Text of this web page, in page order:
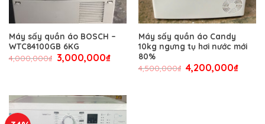
Máy sấy quần áo BOSCH –
WTC84100GB 6KG
4,000,000₫ 3,000,000₫
Máy sấy quần áo Candy
10kg ngưng tụ hơi nước mới
80%
4,500,000₫ 4,200,000₫